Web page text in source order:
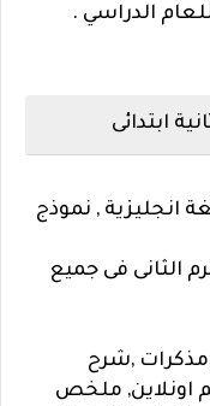
الدراسي .
ابتدائى
انجليزية , نموذج
الثانى فى جميع
,مذكرات ,شرح
اونلاين, ملخص